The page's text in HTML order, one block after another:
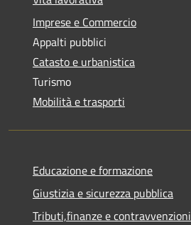
Imprese e Commercio
Appalti pubblici
Catasto e urbanistica
Turismo
Mobilità e trasporti
Educazione e formazione
Giustizia e sicurezza pubblica
Tributi,finanze e contravvenzioni